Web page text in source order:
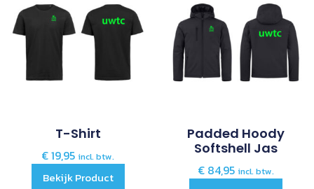
T-Shirt
€19,95 incl. btw.
Bekijk Product
Padded Hoody
Softshell Jas
€ 84,95 incl. btw.